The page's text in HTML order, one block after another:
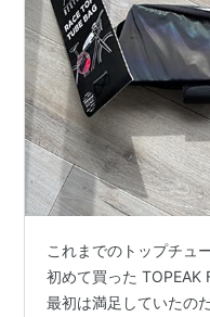
これまでのトップチュ
初めて買った TOPEAK
最初は満足していたの